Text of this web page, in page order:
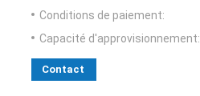
Conditions de paiement:
Capacité d'approvisionnement:
Contact